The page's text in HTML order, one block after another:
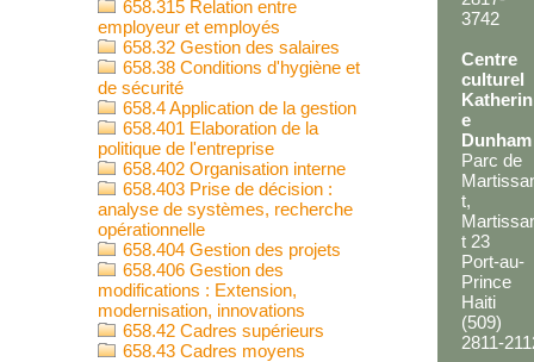
658.315 Relation entre
employeur et employés
658.32 Gestion des salaires
658.38 Conditions d'hygiène et
de sécurité
658.4 Application de la gestion
658.401 Elaboration de la
politique de l'entreprise
658.402 Organisation interne
658.403 Prise de décision :
analyse de systèmes, recherche
opérationnelle
658.404 Gestion des projets
658.406 Gestion des
modifications : Extension,
modernisation, innovations
658.42 Cadres supérieurs
658.43 Cadres moyens
3742
Centre
culturel
Katherin
e
Dunham
Parc de
t,
t 23
Port-au-
Prince
Haiti
(509)
2811-